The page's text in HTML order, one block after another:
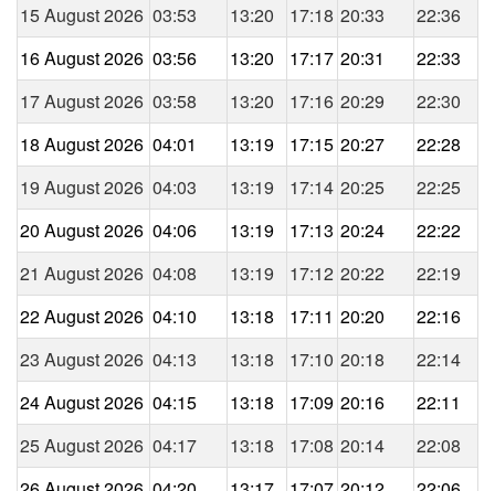
15 August 2026 03:53 13:20 17:18 20:33
22:36
16 August 2026 03:56 13:20 17:17 20:31
22:33
17 August 2026 03:58 13:20 17:16 20:29
22:30
18 August 2026 04:01 13:19 17:15 20:27
22:28
19 August 2026 04:03 13:19 17:14 20:25
22:25
20 August 2026 04:06 13:19 17:13 20:24
22:22
21 August 2026 04:08 13:19 17:12 20:22
22:19
22 August 2026 04:10 13:18 17:11 20:20
22:16
23 August 2026 04:13 13:18 17:10 20:18
22:14
24 August 2026 04:15 13:18 17:09 20:16
22:11
25 August 2026 04:17 13:18 17:08 20:14
22:08